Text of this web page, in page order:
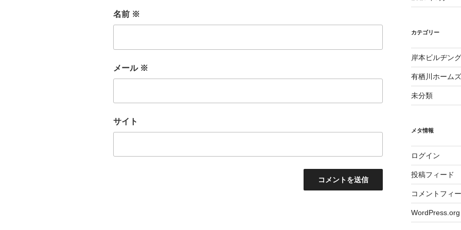
名前 ※
メール ※
サイト
カテゴリー
岸本ビルヂング
有栖川ホームズ
未分類
メタ情報
ログイン
投稿フィード
コメントフィ
WordPress.org